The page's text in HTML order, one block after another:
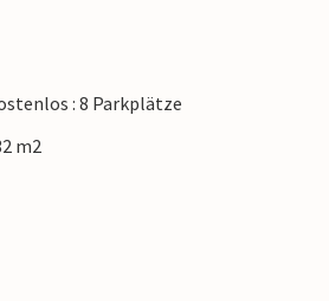
Zeitraum Juni - September
Da sich das Haus in einer
: 8 Parkplätze
m2